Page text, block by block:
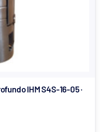
IHM S4S-16-05 ·